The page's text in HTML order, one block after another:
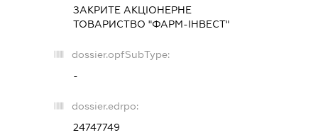
ЗАКРИТЕ АКЦІОНЕРНЕ
ТОВАРИСТВО "ФАРМ-ІНВЕСТ"
dossier.opfSubType:
-
dossier.edrpo:
24747749